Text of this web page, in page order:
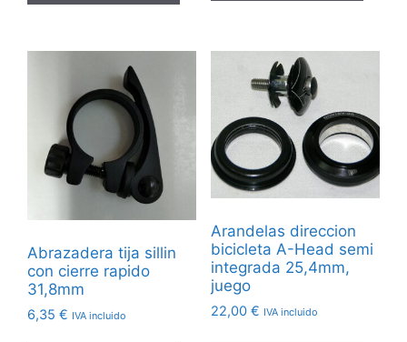
Abrazadera tija sillin
con cierre rapido
31,8mm
6,35 € IVA incluido
Arandelas direccion
bicicleta A-Head semi
integrada 25,4mm,
juego
22,00 € IVA incluido